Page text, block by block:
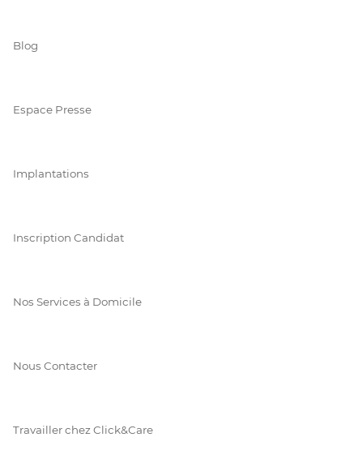
Blog
Espace Presse
Implantations
Inscription Candidat
Nos Services à Domicile
Nous Contacter
Travailler chez Click&Care